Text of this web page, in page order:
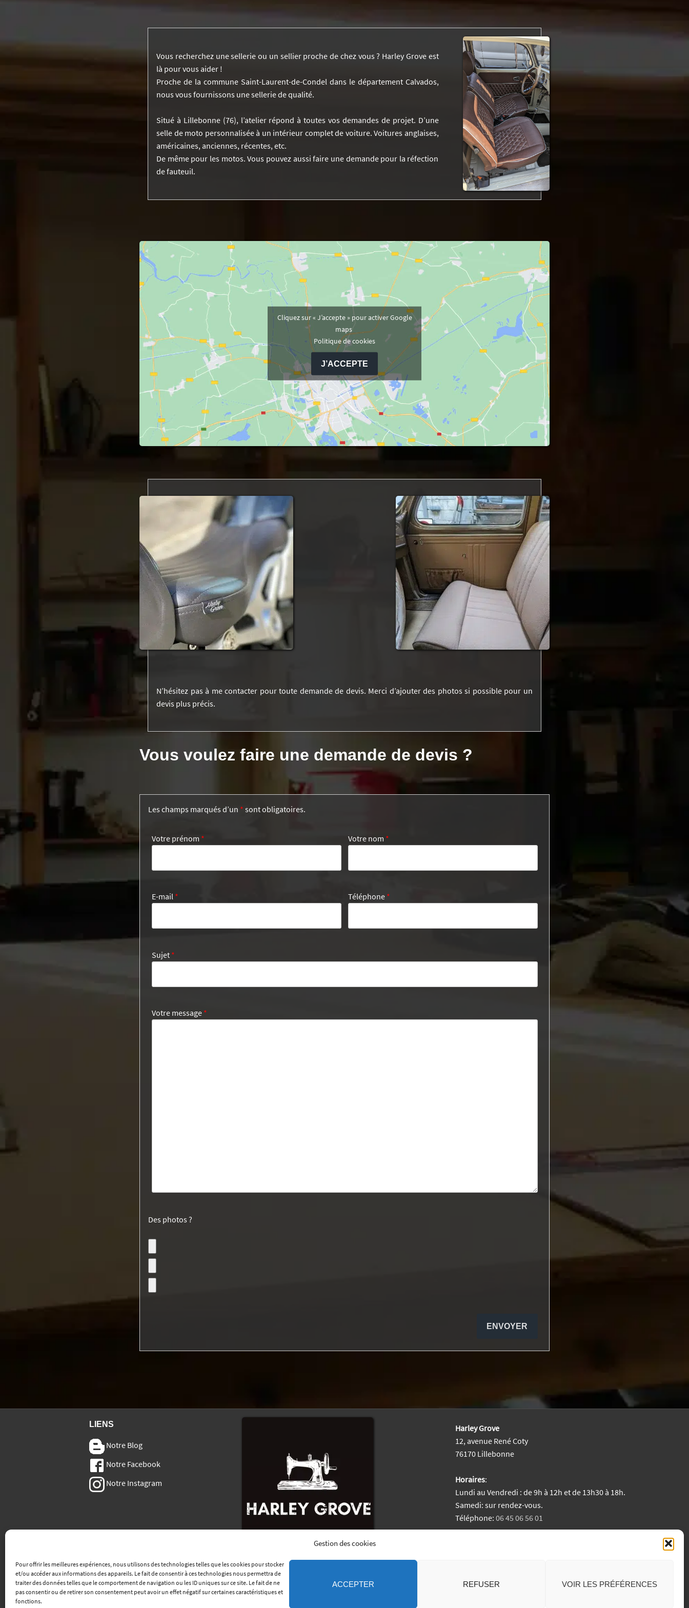
Gestion des cookies
Pour offrir les meilleures expériences, nous utilisons des technologies telles que les cookies pour stocker
et/ou accéder aux informations des appareils. Le fait de consentir à ces technologies nous permettra de
traiter des données telles que le comportement de navigation ou les ID uniques sur ce site. Le fait de ne
pas consentir ou de retirer son consentement peut avoir un effet négatif sur certaines caractéristiques et
fonctions.
ACCEPTER REFUSER VOIR LES PRÉFÉRENCES
Vous recherchez une sellerie ou un sellier proche de chez vous ? Harley Grove est
là pour vous aider !
Proche de la commune Saint-Laurent-de-Condel dans le département Calvados,
nous vous fournissons une sellerie de qualité.
Situé à Lillebonne (76), l’atelier répond à toutes vos demandes de projet. D’une
selle de moto personnalisée à un intérieur complet de voiture. Voitures anglaises,
américaines, anciennes, récentes, etc.
De même pour les motos. Vous pouvez aussi faire une demande pour la réfection
de fauteuil.
Cliquez sur « J’accepte » pour activer Google
maps
Politique de cookies
J’ACCEPTE
N’hésitez pas à me contacter pour toute demande de devis. Merci d’ajouter des photos si possible pour un
devis plus précis.
Vous voulez faire une demande de devis ?
Les champs marqués d’un * sont obligatoires.
Votre prénom * Votre nom *
E-mail * Téléphone *
Sujet *
Votre message *
Des photos ?
LIENS
Notre Blog
Notre Facebook
Notre Instagram
Harley Grove
12, avenue René Coty
76170 Lillebonne
Horaires:
Lundi au Vendredi : de 9h à 12h et de 13h30 à 18h.
Samedi: sur rendez-vous.
Téléphone:06 45 06 56 01